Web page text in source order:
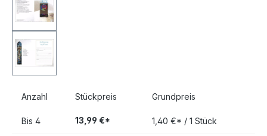
Anzahl Stückpreis Grundpreis
Bis 4 13,99 €* 1,40 €* / 1 Stück